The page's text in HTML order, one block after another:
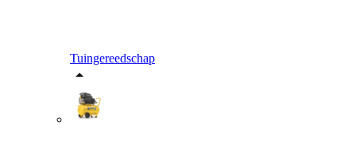
Tuingereedschap